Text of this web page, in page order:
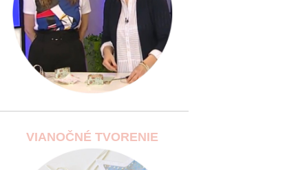
VIANOČNÉ TVORENIE